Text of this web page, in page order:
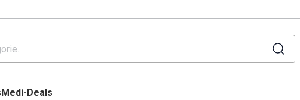
0
Medi-Deals